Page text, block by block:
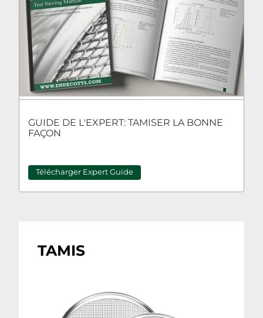
GUIDE DE L'EXPERT: TAMISER LA BONNE
FAÇON
Télécharger Expert Guide
TAMIS